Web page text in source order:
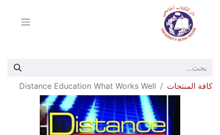
كافة المنتجات Distance Education What Works Well